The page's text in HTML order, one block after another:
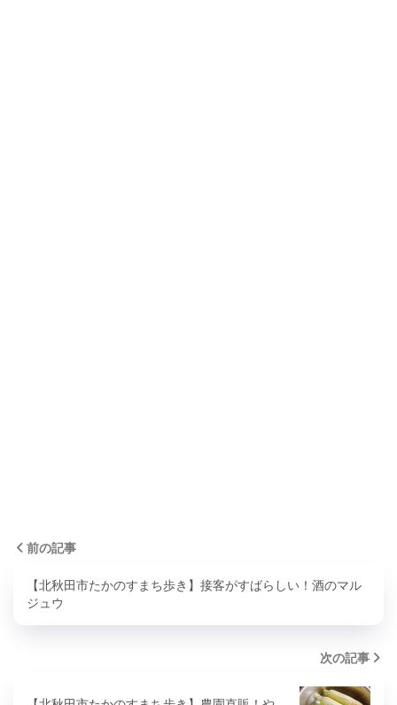
前の記事
【北秋田市たかのすまち歩き】接客がすばらしい！酒のマル
ジュウ
次の記事